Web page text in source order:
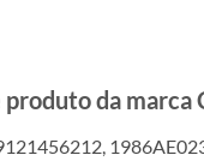
produto da